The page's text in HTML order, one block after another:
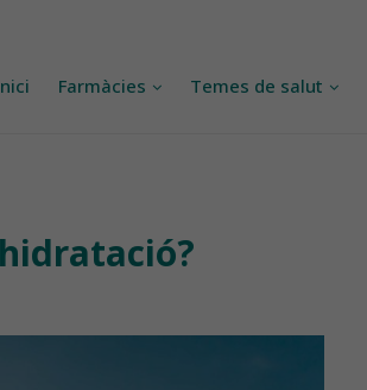
Farmàcies Temes de salut